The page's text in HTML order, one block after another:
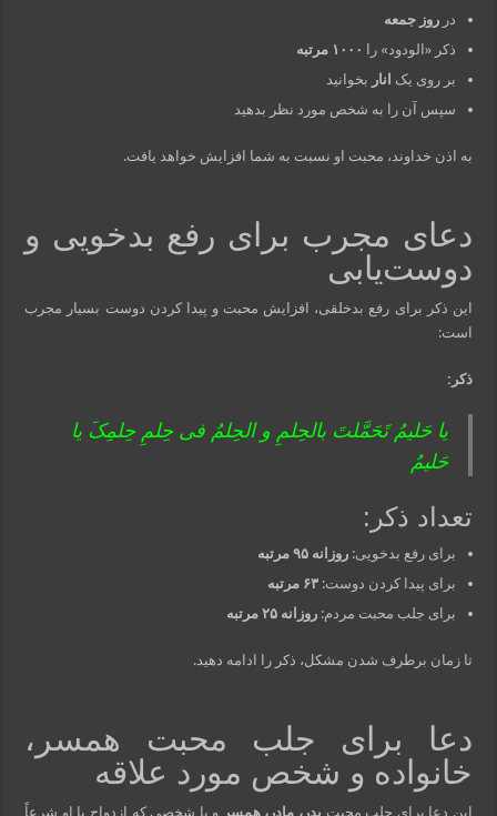
درروز جمعه
ذکر «الودود» را
۱۰۰۰ مرتبه
بر روی یک انار بخوانید
سپس آن را به شخص مورد نظر بدهید
به اذن خداوند، محبت او نسبت به شما افزایش خواهد یافت.
دعای مجرب برای رفع بدخویی و
دوست‌یابی
این ذکر برای رفع بدخلقی، افزایش محبت و پیدا کردن دوست بسیار مجرب
است:
ذکر:
یا حَلیمُ تَحَمَّلتَ بالحِلمِ و الحِلمُ فی حِلمِ حِلمِکَ یا
حَلیمُ
تعداد ذکر:
برای رفع بدخویی:روزانه ۹۵ مرتبه
برای پیدا کردن دوست:۶۳ مرتبه
برای جلب محبت مردم:روزانه ۲۵ مرتبه
تا زمان برطرف شدن مشکل، ذکر را ادامه دهید.
دعا برای جلب محبت همسر،
خانواده و شخص مورد علاقه
این دعا برای جلب محبت پدر، مادر، همسر و یا شخصی که ازدواج با او شرعاً